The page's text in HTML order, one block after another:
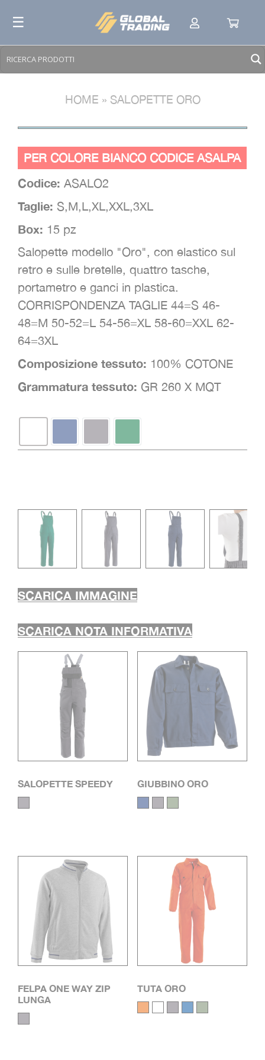
content
☰
HOME » SALOPETTE ORO
PER COLORE BIANCO CODICE ASALPA
Codice: ASALO2
Taglie: S,M,L,XL,XXL,3XL
Box: 15 pz
Salopette modello "Oro", con elastico sul
retro e sulle bretelle, quattro tasche,
portametro e ganci in plastica.
CORRISPONDENZA TAGLIE 44=S 46-
48=M 50-52=L 54-56=XL 58-60=XXL 62-
64=3XL
Composizione tessuto: 100% COTONE
Grammatura tessuto: GR 260 X MQT
SCARICA IMMAGINE
SCARICA NOTA INFORMATIVA
SALOPETTE SPEEDY GIUBBINO ORO
FELPA ONE WAY ZIP
LUNGA
TUTA ORO